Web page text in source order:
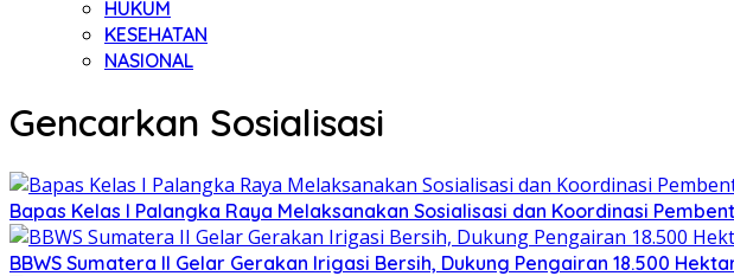
HUKUM
KESEHATAN
NASIONAL
Gencarkan Sosialisasi
Bapas Kelas I Palangka Raya Melaksanakan Sosialisasi dan Koordinasi
BBWS Sumatera II Gelar Gerakan Irigasi Bersih, Dukung Pengairan 18.500